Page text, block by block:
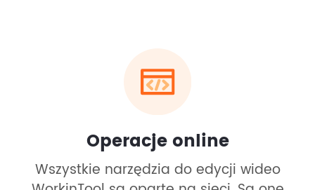
Operacje online
Wszystkie narzędzia do edycji wideo